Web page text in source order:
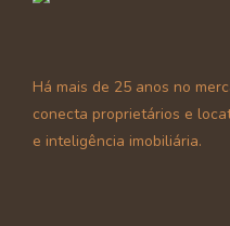
Há mais de 25 anos no
conecta proprietários e
e inteligência imobiliária.